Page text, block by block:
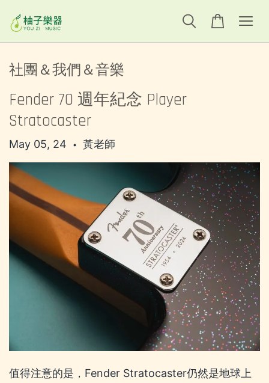
社團＆我們＆音樂
Fender 70 週年紀念 Player
Stratocaster
May 05, 24 • 黃老師
值得注意的是，Fender Stratocaster仍然是地球上